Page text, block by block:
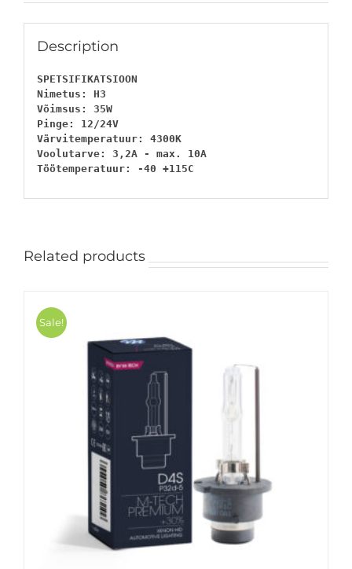
Description
SPETSIFIKATSIOON
Nimetus: H3
Võimsus: 35W
Pinge: 12/24V
Värvitemperatuur: 4300K
Voolutarve: 3,2A - max. 10A
Töötemperatuur: -40 +115C
Related products
Sale!